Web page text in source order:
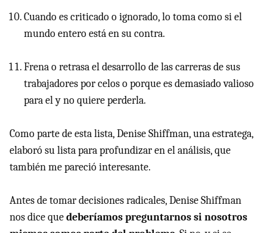
Cuando es criticado o ignorado, lo toma como si el
mundo entero está en su contra.
Frena o retrasa el desarrollo de las carreras de sus
trabajadores por celos o porque es demasiado valioso
para el y no quiere perderla.
Como parte de esta lista, Denise Shiffman, una estratega,
elaboró su lista para profundizar en el análisis, que
también me pareció interesante.
Antes de tomar decisiones radicales, Denise Shiffman
nos dice quedeberíamos preguntarnos si nosotros